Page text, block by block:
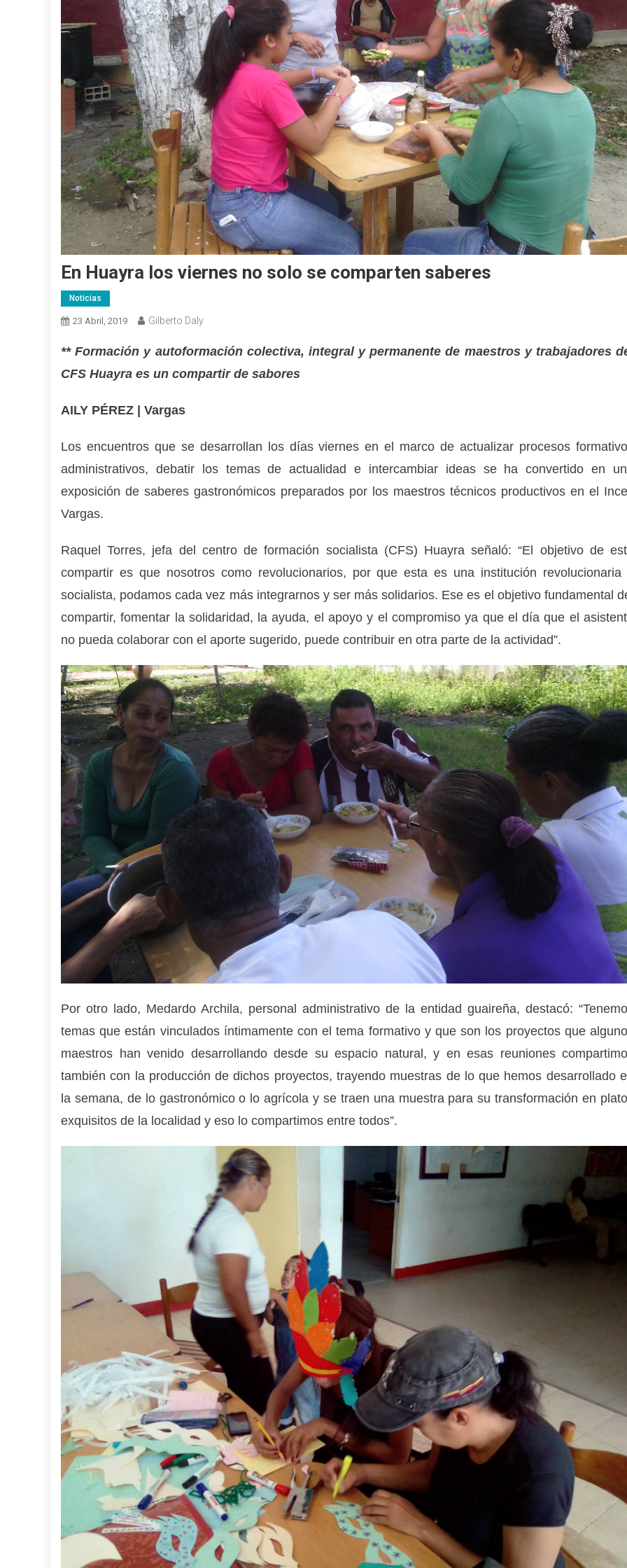
En Huayra los viernes no solo se comparten saberes
Noticias
23 Abril, 2019 Gilberto Daly
** Formación y autoformación colectiva, integral y permanente de maestros y trabajadores
CFS Huayra es un compartir de sabores
AILY PÉREZ | Vargas
Los encuentros que se desarrollan los días viernes en el marco de actualizar procesos
administrativos, debatir los temas de actualidad e intercambiar ideas se ha convertido en
exposición de saberes gastronómicos preparados por los maestros técnicos productivos en el
Vargas.
Raquel Torres, jefa del centro de formación socialista (CFS) Huayra señaló: “El objetivo de
compartir es que nosotros como revolucionarios, por que esta es una institución revolucionaria
socialista, podamos cada vez más integrarnos y ser más solidarios. Ese es el objetivo fundamental
compartir, fomentar la solidaridad, la ayuda, el apoyo y el compromiso ya que el día que el
no pueda colaborar con el aporte sugerido, puede contribuir en otra parte de la actividad”.
Por otro lado, Medardo Archila, personal administrativo de la entidad guaireña, destacó:
temas que están vinculados íntimamente con el tema formativo y que son los proyectos que
maestros han venido desarrollando desde su espacio natural, y en esas reuniones
también con la producción de dichos proyectos, trayendo muestras de lo que hemos desarrollado
la semana, de lo gastronómico o lo agrícola y se traen una muestra para su transformación en
exquisitos de la localidad y eso lo compartimos entre todos”.